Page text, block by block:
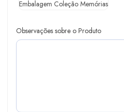
Embalagem Coleção Memórias
Observações sobre o Produto